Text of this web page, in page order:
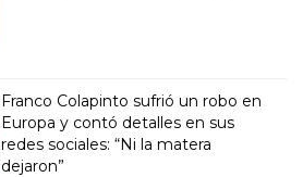
Franco Colapinto sufrió un robo en
Europa y contó detalles en sus
redes sociales: “Ni la matera
dejaron”